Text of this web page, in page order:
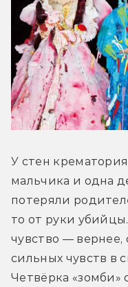
У стен
мальчика и одна
потеряли
то от руки
чувство — вернее,
сильных чувств в
Четвёрка «зомби»